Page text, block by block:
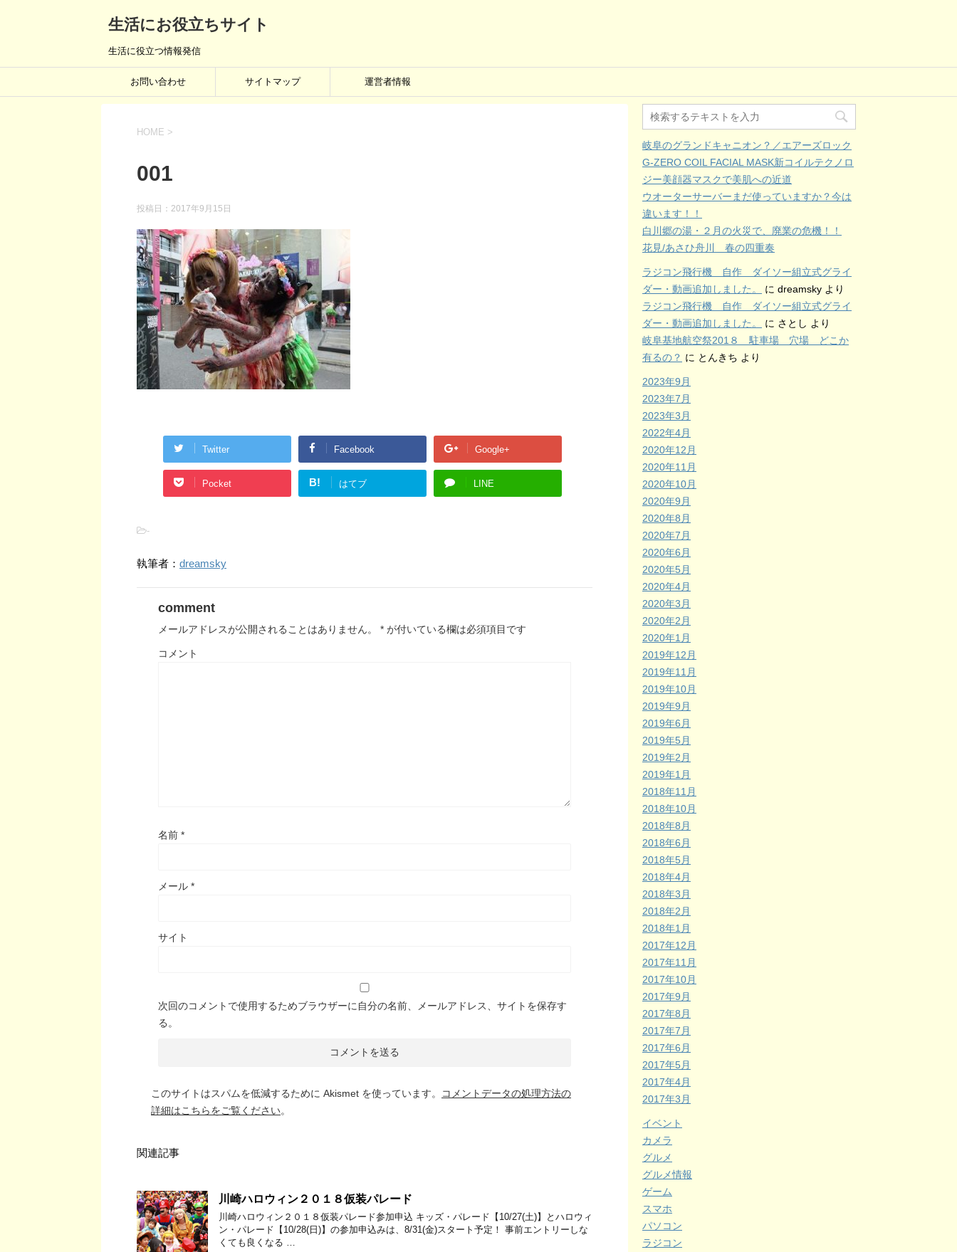
生活にお役立ちサイト
生活に役立つ情報発信
お問い合わせ サイトマップ 運営者情報
HOME >
001
投稿日： 2017年9月15日
Twitter Facebook Google+
Pocket B! はてブ LINE
-
執筆者： dreamsky
comment
メールアドレスが公開されることはありません。 * が付いている欄は必須項目です
コメント
名前 *
メール *
サイト
次回のコメントで使用するためブラウザーに自分の名前、メールアドレス、サイトを保存す
る。
このサイトはスパムを低減するために Akismet を使っています。
コメントデータの処理方法の
詳細はこちらをご覧ください。
関連記事
川崎ハロウィン２０１８仮装パレード
川崎ハロウィン２０１８仮装パレード参加申込 キッズ・パレード【10/27(土)】とハロウィ
ン・パレード【10/28(日)】の参加申込みは、8/31(金)スタート予定！ 事前エントリーしな
くても良くなる …
岐阜のグランドキャニオン？／エアーズロック
G-ZERO COIL FACIAL MASK新コイルテクノロ
ジー美顔器マスクで美肌への近道
ウオーターサーバーまだ使っていますか？今は
違います！！
白川郷の湯・２月の火災で、廃業の危機！！
花見/あさひ舟川 春の四重奏
ラジコン飛行機 自作 ダイソー組立式グライ
ダー・動画追加しました。
に dreamsky より
ラジコン飛行機 自作 ダイソー組立式グライ
ダー・動画追加しました。
に さとし より
岐阜基地航空祭201８ 駐車場 穴場 どこか
有るの？ に とんきち より
2023年9月
2023年7月
2023年3月
2022年4月
2020年12月
2020年11月
2020年10月
2020年9月
2020年8月
2020年7月
2020年6月
2020年5月
2020年4月
2020年3月
2020年2月
2020年1月
2019年12月
2019年11月
2019年10月
2019年9月
2019年6月
2019年5月
2019年2月
2019年1月
2018年11月
2018年10月
2018年8月
2018年6月
2018年5月
2018年4月
2018年3月
2018年2月
2018年1月
2017年12月
2017年11月
2017年10月
2017年9月
2017年8月
2017年7月
2017年6月
2017年5月
2017年4月
2017年3月
イベント
カメラ
グルメ
グルメ情報
ゲーム
スマホ
パソコン
ラジコン